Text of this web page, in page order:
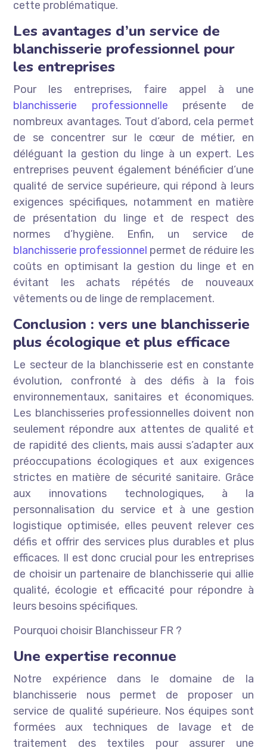
cette problématique.
Les avantages d’un service de
blanchisserie professionnel pour
les entreprises
Pour les entreprises, faire appel à une
blanchisserie professionnelle présente de
nombreux avantages. Tout d’abord, cela permet
de se concentrer sur le cœur de métier, en
déléguant la gestion du linge à un expert. Les
entreprises peuvent également bénéficier d’une
qualité de service supérieure, qui répond à leurs
exigences spécifiques, notamment en matière
de présentation du linge et de respect des
normes d’hygiène. Enfin, un service de
blanchisserie professionnel permet de réduire les
coûts en optimisant la gestion du linge et en
évitant les achats répétés de nouveaux
vêtements ou de linge de remplacement.
Conclusion : vers une blanchisserie
plus écologique et plus efficace
Le secteur de la blanchisserie est en constante
évolution, confronté à des défis à la fois
environnementaux, sanitaires et économiques.
Les blanchisseries professionnelles doivent non
seulement répondre aux attentes de qualité et
de rapidité des clients, mais aussi s’adapter aux
préoccupations écologiques et aux exigences
strictes en matière de sécurité sanitaire. Grâce
aux innovations technologiques, à la
personnalisation du service et à une gestion
logistique optimisée, elles peuvent relever ces
défis et offrir des services plus durables et plus
efficaces. Il est donc crucial pour les entreprises
de choisir un partenaire de blanchisserie qui allie
qualité, écologie et efficacité pour répondre à
leurs besoins spécifiques.
Pourquoi choisir Blanchisseur FR ?
Une expertise reconnue
Notre expérience dans le domaine de la
blanchisserie nous permet de proposer un
service de qualité supérieure. Nos équipes sont
formées aux techniques de lavage et de
traitement des textiles pour assurer une